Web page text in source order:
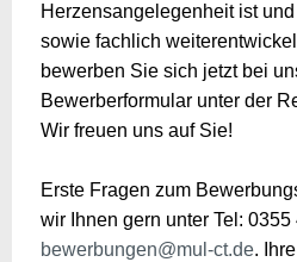
Herzensangelegenheit ist
sowie fachlich
bewerben Sie sich jetzt bei
Bewerberformular unter der
Wir freuen uns auf Sie!
Erste Fragen zum
wir Ihnen gern unter Tel:
bewerbungen@mul-ct.de.